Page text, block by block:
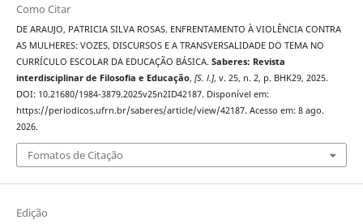
Como Citar
DE ARAUJO, PATRICIA SILVA ROSAS. ENFRENTAMENTO À VIOLÊNCIA CONTRA
AS MULHERES: VOZES, DISCURSOS E A TRANSVERSALIDADE DO TEMA NO
CURRÍCULO ESCOLAR DA EDUCAÇÃO BÁSICA. Saberes: Revista
interdisciplinar de Filosofia e Educação, [S. l.], v. 25, n. 2, p. BHK29, 2025.
DOI: 10.21680/1984-3879.2025v25n2ID42187. Disponível em:
https://periodicos.ufrn.br/saberes/article/view/42187. Acesso em: 8 ago.
2026.
Fomatos de Citação
Edição